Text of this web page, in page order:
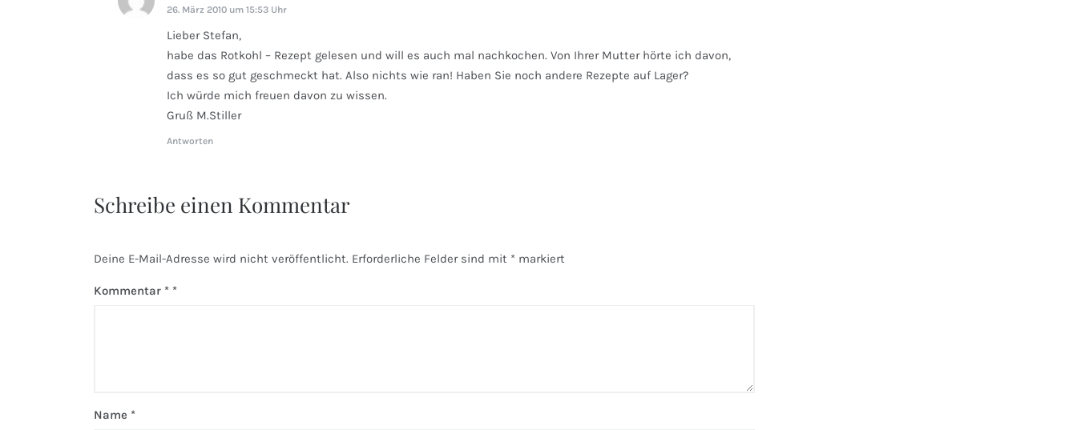
26. März 2010 um 15:53 Uhr
Lieber Stefan,
habe das Rotkohl – Rezept gelesen und will es auch mal nachkochen. Von Ihrer Mutter hörte ich davon,
dass es so gut geschmeckt hat. Also nichts wie ran! Haben Sie noch andere Rezepte auf Lager?
Ich würde mich freuen davon zu wissen.
Gruß M.Stiller
Antworten
Schreibe einen Kommentar
Deine E-Mail-Adresse wird nicht veröffentlicht. Erforderliche Felder sind mit * markiert
Kommentar *
Name *